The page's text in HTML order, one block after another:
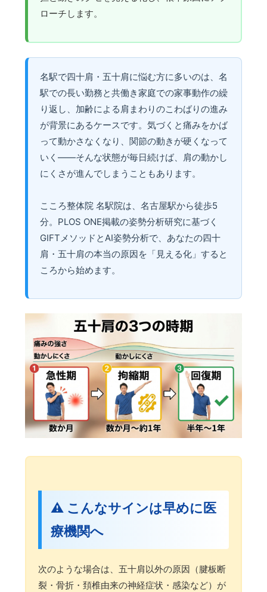
ローチします。
名駅で四十肩・五十肩に悩む方に多いのは、名
駅での長い勤務と共働き家庭での家事動作の繰
り返し、加齢による肩まわりのこわばりの進み
が背景にあるケースです。気づくと痛みをかば
って動かさなくなり、関節の動きが硬くなって
いく——そんな状態が毎日続けば、肩の動かし
にくさが進んでしまうこともあります。
こころ整体院 名駅院は、名古屋駅から徒歩5
分。PLOS ONE掲載の姿勢分析研究に基づく
GIFTメソッドとAI姿勢分析で、あなたの四十
肩・五十肩の本当の原因を「見える化」すると
ころから始めます。
⚠️ こんなサインは早めに医
療機関へ
次のような場合は、五十肩以外の原因（腱板断
裂・骨折・頚椎由来の神経症状・感染など）が